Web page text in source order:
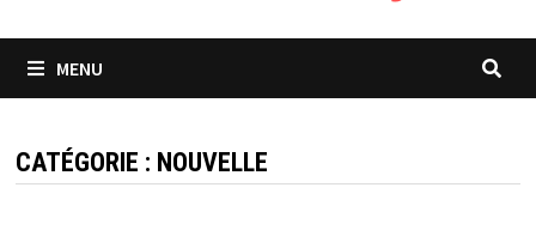
MENU
CATÉGORIE : NOUVELLE